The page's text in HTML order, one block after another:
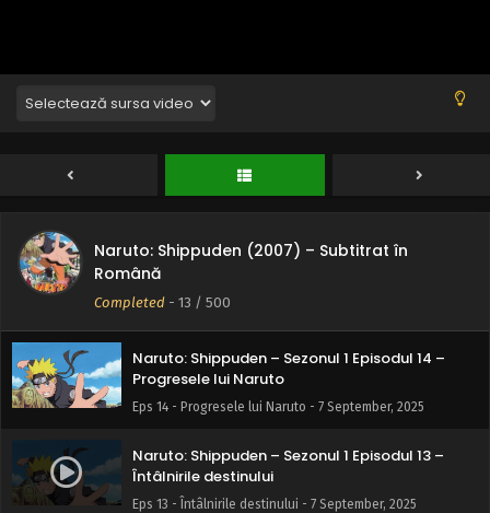
Naruto: Shippuden (2007) – Subtitrat în
Română
Completed - 13 / 500
Secretul din spatele Jinchuurikilor
Naruto: Shippuden – Sezonul 1 Episodul 15 –
Numele sferei tainice…
Eps 15 - Numele sferei tainice… - 7 September, 2025
Naruto: Shippuden – Sezonul 1 Episodul 14 –
Progresele lui Naruto
Eps 14 - Progresele lui Naruto - 7 September, 2025
Naruto: Shippuden – Sezonul 1 Episodul 13 –
Întâlnirile destinului
Eps 13 - Întâlnirile destinului - 7 September, 2025